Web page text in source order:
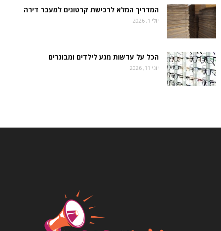
המדריך המלא לרכישת קרטונים למעבר דירה
יולי 1, 2026
הכל על עדשות מגע לילדים ומבוגרים
יוני 11, 2026